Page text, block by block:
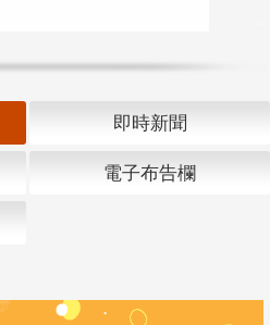
即時新聞
電子布告欄